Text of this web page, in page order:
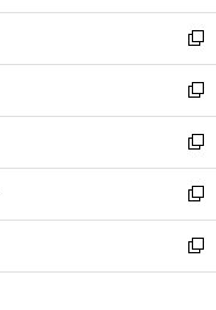
開
く
ウ
で
開
く
ン
ド
ウ
で
開
く
ウ
ィ
ン
ド
ウ
で
開
く
新
し
い
ウ
ィ
ン
ド
ウ
で
開
新
し
い
ウ
ィ
ン
ド
ウ
新
し
い
ウ
ィ
ン
新
し
い
ウ
新
し